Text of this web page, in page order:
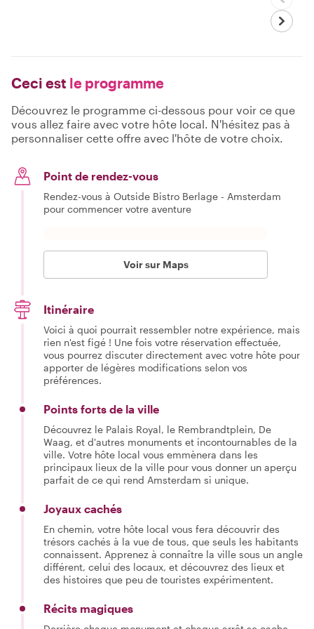
Ceci est le programme
Découvrez le programme ci-dessous pour voir ce que
vous allez faire avec votre hôte local. N'hésitez pas à
personnaliser cette offre avec l'hôte de votre choix.
Point de rendez-vous
Rendez-vous à Outside Bistro Berlage - Amsterdam
pour commencer votre aventure
Voir sur Maps
Itinéraire
Voici à quoi pourrait ressembler notre expérience, mais
rien n'est figé ! Une fois votre réservation effectuée,
vous pourrez discuter directement avec votre hôte pour
apporter de légères modifications selon vos
préférences.
Points forts de la ville
Découvrez le Palais Royal, le Rembrandtplein, De
Waag, et d'autres monuments et incontournables de la
ville. Votre hôte local vous emmènera dans les
principaux lieux de la ville pour vous donner un aperçu
parfait de ce qui rend Amsterdam si unique.
Joyaux cachés
En chemin, votre hôte local vous fera découvrir des
trésors cachés à la vue de tous, que seuls les habitants
connaissent. Apprenez à connaître la ville sous un angle
différent, celui des locaux, et découvrez des lieux et
des histoires que peu de touristes expérimentent.
Récits magiques